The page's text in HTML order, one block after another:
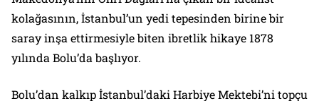
kolağasının, İstanbul’un yedi tepesinden birine bir
saray inşa ettirmesiyle biten ibretlik hikaye 1878
yılında Bolu’da başlıyor.
Bolu’dan kalkıp İstanbul’daki Harbiye Mektebi’ni topçu